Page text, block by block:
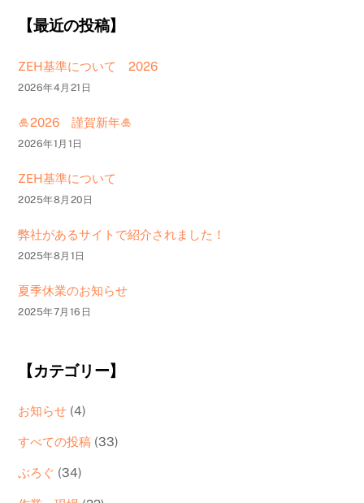
【最近の投稿】
ZEH基準について 2026
2026年4月21日
🎍2026 謹賀新年🎍
2026年1月1日
ZEH基準について
2025年8月20日
弊社があるサイトで紹介されました！
2025年8月1日
夏季休業のお知らせ
2025年7月16日
【カテゴリー】
お知らせ (4)
すべての投稿 (33)
ぶろぐ (34)